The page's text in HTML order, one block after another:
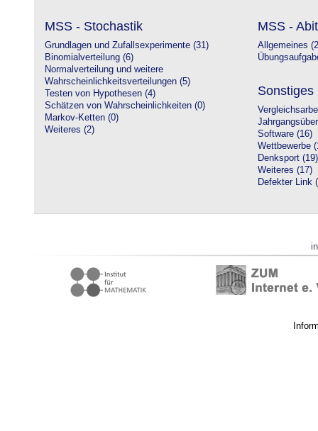
MSS - Stochastik
Grundlagen und Zufallsexperimente (31)
Binomialverteilung (6)
Normalverteilung und weitere
Wahrscheinlichkeitsverteilungen (5)
Testen von Hypothesen (4)
Schätzen von Wahrscheinlichkeiten (0)
Markov-Ketten (0)
Weiteres (2)
MSS -
Allgemeines
Sonstiges
Software (16)
Wettbewerbe
Denksport (19)
Weiteres (17)
Defekter Link